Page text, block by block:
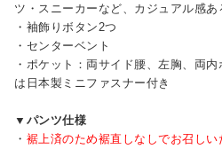
ツ・スニーカーなど、カジュアル感あ
・袖飾りボタン2つ
・センターベント
・ポケット：両サイド腰、左胸、両
は日本製ミニファスナー付き
▼パンツ仕様
・ 裾上済のため裾直しなしでお召しい